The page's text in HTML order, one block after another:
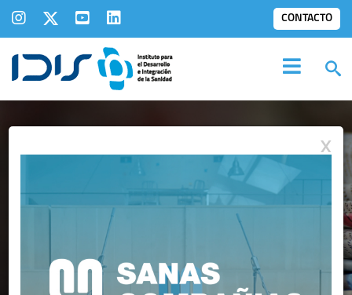
CONTACTO
IDIS EN LOSMEDIOS
X